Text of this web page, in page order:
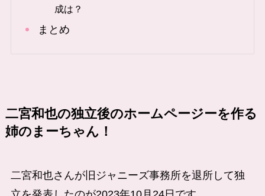
成は？
まとめ
二宮和也の独立後のホームページーを作る
姉のまーちゃん！
二宮和也さんが旧ジャニーズ事務所を退所して独